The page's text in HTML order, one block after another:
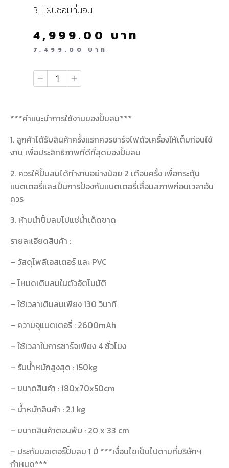
3. แผ่นซ่อมที่นอน
7,499.00บาท
4,999.00 บาท
***คำแนะนำการใช้งานของปั้มลม***
1. ลูกค้าได้รับสินค้าครั้งแรกควรชาร์จไฟตัวเครื่องให้เต็มก่อนใช้
งาน เพื่อประสิทธิภาพที่ดีที่สุดของปั้มลม
2. ควรให้ปั้มลมได้ทำงานอย่างน้อย 2 เดือนครั้ง เพื่อกระตุ้น
แบตเตอรี่และเป็นการป้องกันแบตเตอรี่เสื่อมสภาพก่อนเวลาอัน
ควร
3. ห้ามนำปั้มลมไปแช่น้ำเด็ดขาด
รายละเอียดสินค้า :
– วัสดุโพลีเอสเตอร์ และ PVC
– โหมดเติมลมในตัวอัตโนมัติ
– ใช้เวลาเติมลมเพียง 130 วินาที
– ความจุแบตเตอรี่ : 2600mAh
– ใช้เวลาในการชาร์จเพียง 4 ชั่วโมง
– รับน้ำหนักสูงสุด : 150kg
– ขนาดสินค้า : 180x70x50cm
– น้ำหนักสินค้า : 2.1 kg
– ขนาดสินค้าตอนพับ : 20 x 33 cm
– ประกันมอเตอร์ปั้มลม 1 ปี ***เงื่อนไขเป็นไปตามที่บริษัทฯ
กำหนด***